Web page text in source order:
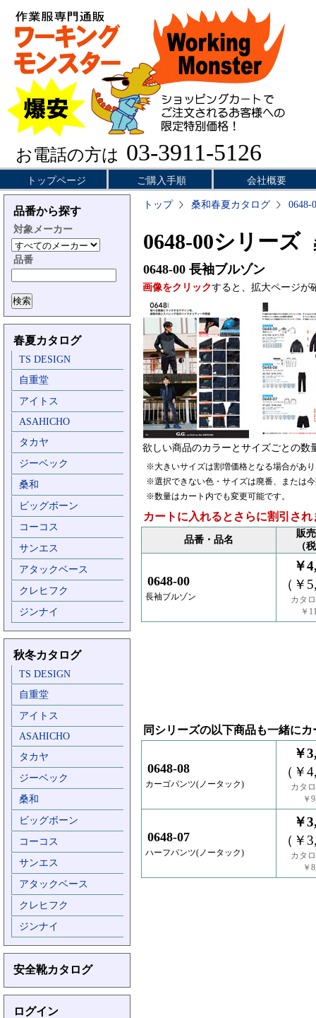
お電話の方は 03-3911-5126
トップページ ご購入手順 会社概要
品番から探す
対象メーカー
品番
春夏カタログ
TS DESIGN
自重堂
アイトス
ASAHICHO
タカヤ
ジーベック
桑和
ビッグボーン
コーコス
サンエス
アタックベース
クレヒフク
ジンナイ
秋冬カタログ
TS DESIGN
自重堂
アイトス
ASAHICHO
タカヤ
ジーベック
桑和
ビッグボーン
コーコス
サンエス
アタックベース
クレヒフク
ジンナイ
安全靴カタログ
ログイン
トップ 桑和春夏カタログ 0648-
0648-00シリーズ
0648-00 長袖ブルゾン
画像をクリックすると、拡大ページが
欲しい商品のカラーとサイズごとの数
※大きいサイズは割増価格となる場合があ
※選択できない色・サイズは廃番、または
※数量はカート内でも変更可能です。
カートに入れるとさらに割引され
品番・品名
販
（
0648-00
長袖ブルゾン
￥
（￥
カタ
￥
同シリーズの以下商品も一緒に
0648-08
カーゴパンツ(ノータック)
￥
（￥
カタ
￥
0648-07
ハーフパンツ(ノータック)
￥
（￥
カタ
￥